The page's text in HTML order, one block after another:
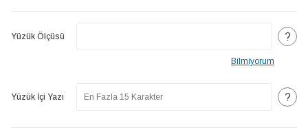
Yüzük Ölçüsü ?
Bilmiyorum
Yüzük İçi Yazı ?